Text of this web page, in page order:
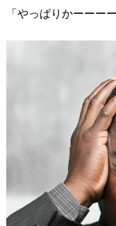
「やっぱりかーーー